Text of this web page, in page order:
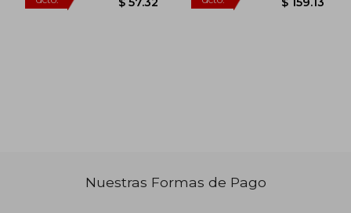
Nuestras Formas de Pago